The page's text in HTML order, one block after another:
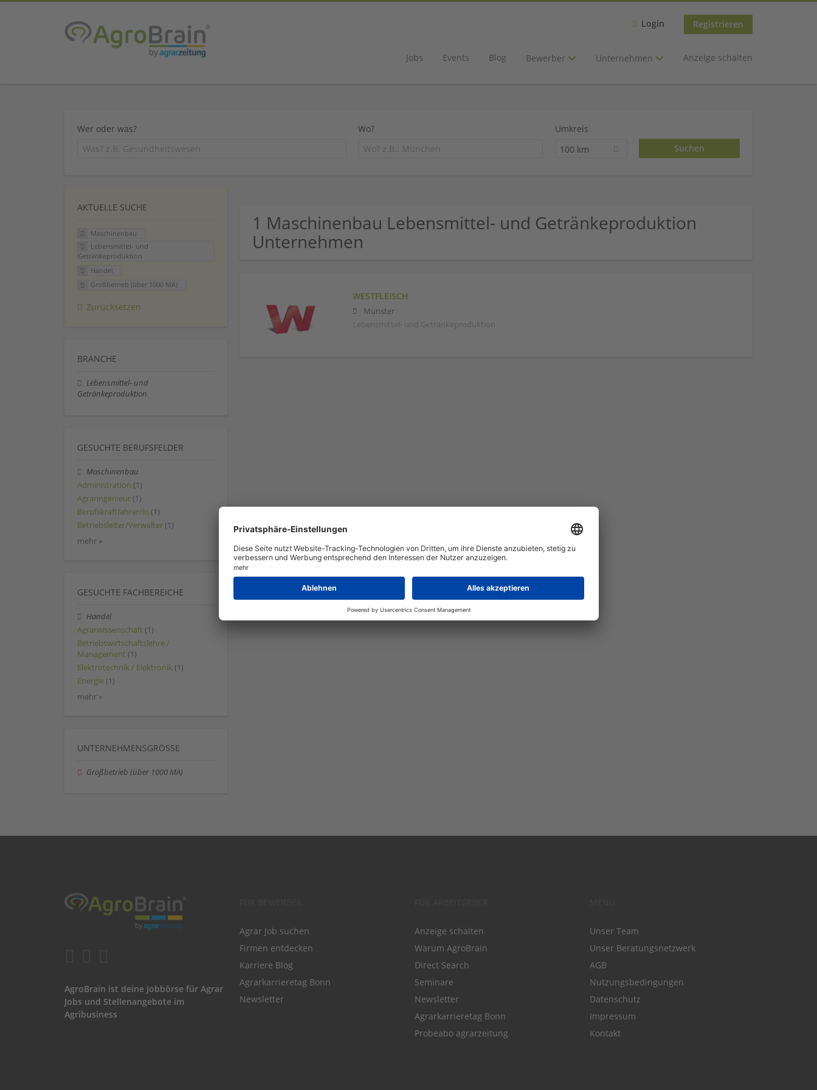
Login Registrieren
Jobs Events Blog Bewerber Unternehmen Anzeige schalten
Wer oder was? Wo?
Umkreis
100 km
1 Maschinenbau Lebensmittel- und Getränkeproduktion
Unternehmen
WESTFLEISCH
Münster
Lebensmittel- und Getränkeproduktion
AKTUELLE SUCHE
Maschinenbau
Lebensmittel- und
Getränkeproduktion
Handel
Großbetrieb (über 1000 MA)
Zurücksetzen
BRANCHE
Lebensmittel- und
Getränkeproduktion
GESUCHTE BERUFSFELDER
Maschinenbau
Administration (1)
Agraringenieur (1)
Berufskraftfahrer/in (1)
Betriebsleiter/Verwalter (1)
mehr »
GESUCHTE FACHBEREICHE
Handel
Agrarwissenschaft (1)
Betriebswirtschaftslehre /
Management (1)
Elektrotechnik / Elektronik (1)
Energie (1)
mehr »
UNTERNEHMENSGRÖSSE
Großbetrieb (über 1000 MA)
AgroBrain ist deine Jobbörse für Agrar
Jobs und Stellenangebote im
Agribusiness
Agrar Job suchen
Firmen entdecken
Karriere Blog
Agrarkarrieretag Bonn
Newsletter
Anzeige schalten
Warum AgroBrain
Direct Search
Seminare
Newsletter
Agrarkarrieretag Bonn
Probeabo agrarzeitung
Unser Team
Unser Beratungsnetzwerk
AGB
Nutzungsbedingungen
Datenschutz
Impressum
Kontakt